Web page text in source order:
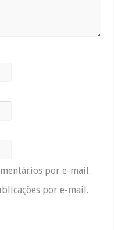
por e-mail.
por e-mail.